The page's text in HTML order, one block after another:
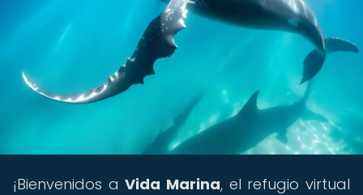
¡Bienvenidos aVida Marina, el refugio virtual